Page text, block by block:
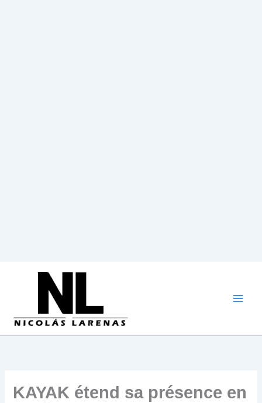
KAYAK étend sa présence en